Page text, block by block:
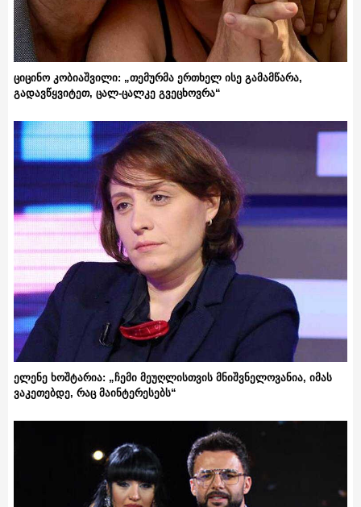
ციცინო კობიაშვილი: „თემურმა ერთხელ ისე გამამწარა,
გადავწყვიტეთ, ცალ-ცალკე გვეცხოვრა“
ელენე ხოშტარია: „ჩემი მეუღლისთვის მნიშვნელოვანია, იმას
ვაკეთებდე, რაც მაინტერესებს“